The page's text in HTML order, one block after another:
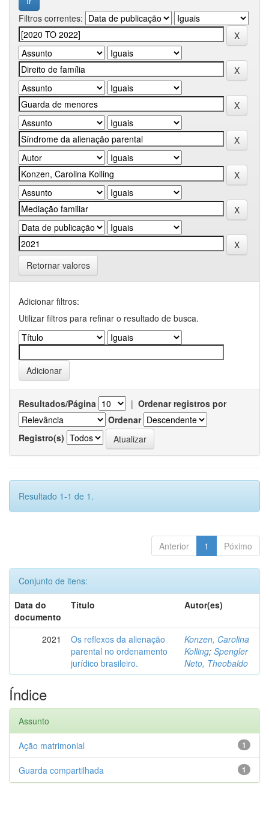
Filtros correntes:
Retornar valores
Adicionar filtros:
Utilizar filtros para refinar o resultado de busca.
Resultados/Página | Ordenar registros por
Ordenar
Registro(s)
Resultado 1-1 de 1.
Anterior 1 Póximo
Conjunto de itens:
Data do
documento
Título Autor(es)
2021
Os reflexos da alienação
parental no ordenamento
jurídico brasileiro.
Konzen, Carolina
Kolling; Spengler
Neto, Theobaldo
Índice
Assunto
1
Ação matrimonial
1
Guarda compartilhada